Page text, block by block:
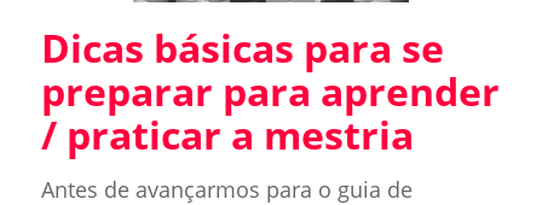
Dicas básicas para se
preparar para aprender
/ praticar a mestria
Antes de avançarmos para o guia de